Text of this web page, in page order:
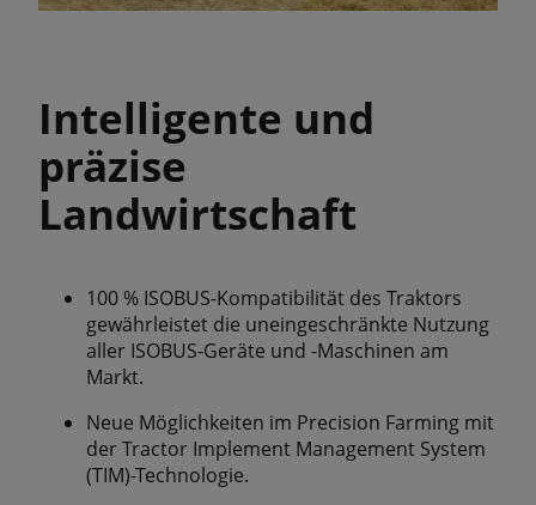
Intelligente und
präzise
Landwirtschaft
100 % ISOBUS-Kompatibilität des Traktors
gewährleistet die uneingeschränkte Nutzung
aller ISOBUS-Geräte und -Maschinen am
Markt.
Neue Möglichkeiten im Precision Farming mit
der Tractor Implement Management System
(TIM)-Technologie.